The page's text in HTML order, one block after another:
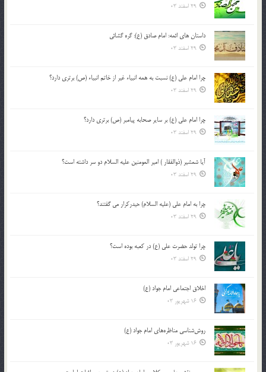
29 اسفند 03
داستان های ائمه: امام صادق (ع): گره گشائی
29 اسفند 03
چرا امام علی (ع) نسبت به همه انبیاء غیر از خاتم انبیاء (ص) برتری دارد؟
29 اسفند 03
چرا امام علی (ع) بر سایر صحابه پیامبر (ص) برتری دارد؟
29 اسفند 03
آیا شمشیر (ذوالفقار ) امیر المومنین علیه السلام دو سر داشته است؟
29 اسفند 03
چرا به امام علی (علیه السلام) حیدرکرار می گفتند؟
29 اسفند 03
چرا تولد حضرت علی (ع) در کعبه بوده است؟
29 اسفند 03
اخلاق اجتماعی امام جواد (ع)
16 شهریور 03
روش‌شناسی مناظره‌های امام جواد (ع)
16 شهریور 03